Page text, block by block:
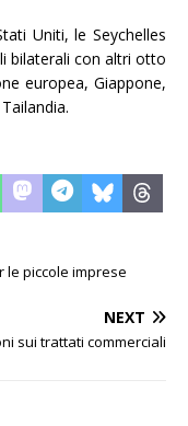
Uniti, le Seychelles
bilaterali con altri otto
europea, Giappone,
le piccole imprese
NEXT
sui trattati commerciali